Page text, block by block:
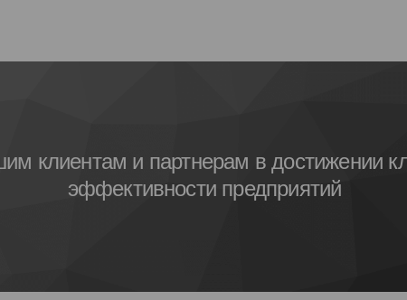
клиентам и партнерам в достижении
эффективности предприятий